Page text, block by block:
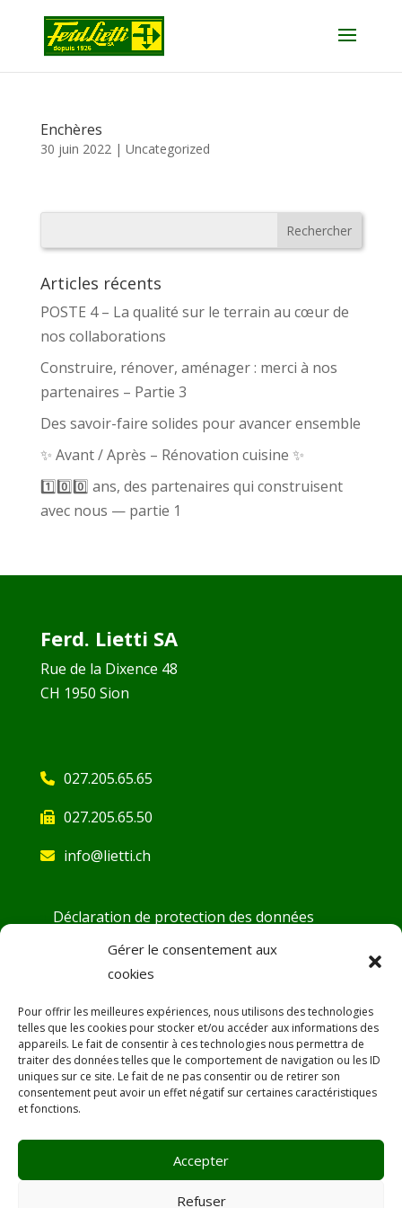
Gérer le consentement aux
cookies
Pour offrir les meilleures expériences, nous utilisons des technologies
telles que les cookies pour stocker et/ou accéder aux informations des
appareils. Le fait de consentir à ces technologies nous permettra de
traiter des données telles que le comportement de navigation ou les ID
uniques sur ce site. Le fait de ne pas consentir ou de retirer son
consentement peut avoir un effet négatif sur certaines caractéristiques
et fonctions.
Accepter
Refuser
Enchères
30 juin 2022| Uncategorized
Articles récents
POSTE 4 – La qualité sur le terrain au cœur de
nos collaborations
Construire, rénover, aménager : merci à nos
partenaires – Partie 3
Des savoir-faire solides pour avancer ensemble
✨ Avant / Après – Rénovation cuisine ✨
1️⃣0️⃣0️⃣ ans, des partenaires qui construisent
avec nous — partie 1
Ferd. Lietti SA
Rue de la Dixence 48
CH 1950 Sion
027.205.65.65
027.205.65.50
info@lietti.ch
Déclaration de protection des données
Conditions générales
Demande d’ouverture de compte
Fiches de sécurité
DoP – Déclaration de Performance
Désamiantage
SAV
Promotions